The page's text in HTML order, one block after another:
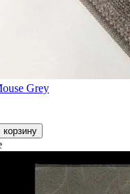
Grey
корзину